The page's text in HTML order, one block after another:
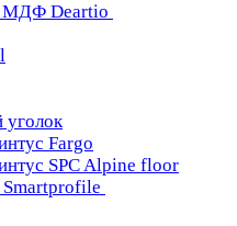
МДФ Deartio
Fargo
SPC Alpine floor